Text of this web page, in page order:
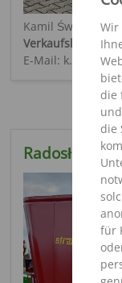
Wir
die
die
für
Kamil Świerkowski
Verkaufsleitung
E-Mail:
Radosław